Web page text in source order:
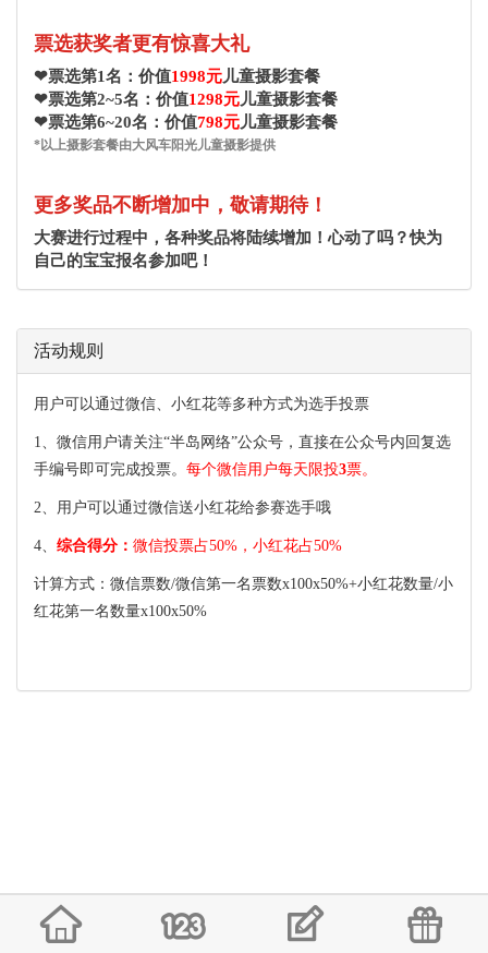
票选获奖者更有惊喜大礼
❤票选第1名：价值1998元儿童摄影套餐
❤票选第2~5名：价值1298元儿童摄影套餐
❤票选第6~20名：价值798元儿童摄影套餐
*以上摄影套餐由大风车阳光儿童摄影提供
更多奖品不断增加中，敬请期待！
大赛进行过程中，各种奖品将陆续增加！心动了吗？快为
自己的宝宝报名参加吧！
活动规则
用户可以通过微信、小红花等多种方式为选手投票
1、 微信用户请关注“半岛网络”公众号，直接在公众号内回复选
手编号即可完成投票。 每个微信用户每天限投3票。
2、用户可以通过微信送小红花给参赛选手哦
4、 综合得分： 微信投票占50%，小红花占50%
计算方式：微信票数/微信第一名票数x100x50%+小红花数量/小
红花第一名数量x100x50%